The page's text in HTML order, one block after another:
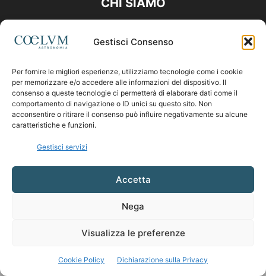
Gestisci Consenso
Per fornire le migliori esperienze, utilizziamo tecnologie come i cookie
per memorizzare e/o accedere alle informazioni del dispositivo. Il
consenso a queste tecnologie ci permetterà di elaborare dati come il
comportamento di navigazione o ID unici su questo sito. Non
acconsentire o ritirare il consenso può influire negativamente su alcune
caratteristiche e funzioni.
Gestisci servizi
Accetta
Nega
Visualizza le preferenze
Cookie Policy Dichiarazione sulla Privacy
CHI SIAMO
Contattaci:coelumastro@coelum.com
SEGUICI